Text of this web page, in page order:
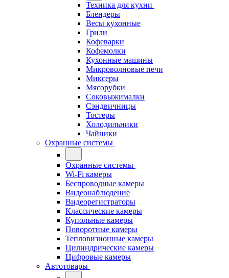
Техника для кухни
Блендеры
Весы кухонные
Грили
Кофеварки
Кофемолки
Кухонные машины
Микроволновые печи
Миксеры
Мясорубки
Соковыжималки
Сэндвичницы
Тостеры
Холодильники
Чайники
Охранные системы
Охранные системы
Wi-Fi камеры
Беспроводные камеры
Видеонаблюдение
Видеорегистраторы
Классические камеры
Купольные камеры
Поворотные камеры
Тепловизионные камеры
Цилиндрические камеры
Цифровые камеры
Автотовары